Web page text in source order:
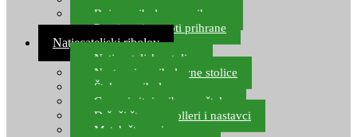
Boje za ribolovnu prihranu
Provjereni recepti prihrane
Natjecateljski ribolov
Natjecateljske stolice
Nastavci za ribolovne stolice
Šteke za ribolov
Gume i sitni pribor za šteku
Držači štapova rolleri i nastavci
Match štapovi